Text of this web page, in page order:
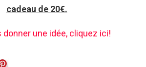
cadeau de 20€.
donner une idée, cliquez ici!